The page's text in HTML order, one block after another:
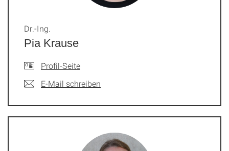
Pia Krause
Dr.-Ing.
Profil-Seite
E-Mail schreiben